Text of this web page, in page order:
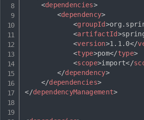
<dependencies>
<dependency>
<groupId>
<artifactId>
<version>1.1.0</
<type>pom</type>
<scope>import</
</dependency>
</dependencies>
</dependencyManagement>